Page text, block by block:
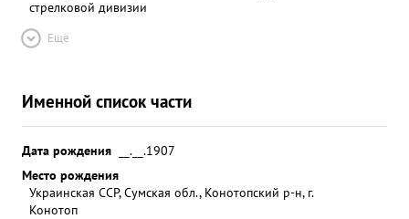
стрелковой дивизии
Ещё
Именной список части
Дата рождения
__.__.1907
Место рождения
Украинская ССР, Сумская обл., Конотопский р-н, г.
Конотоп